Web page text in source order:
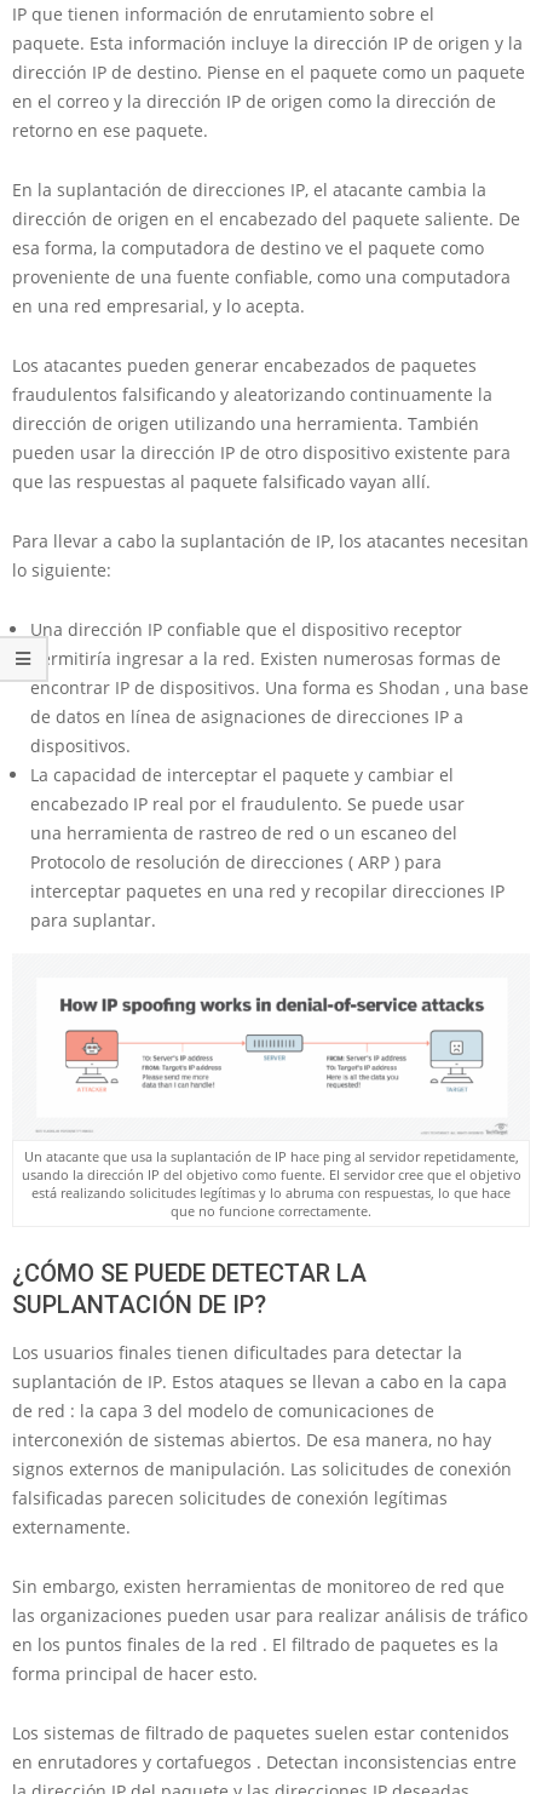
IP que tienen información de enrutamiento sobre el
paquete. Esta información incluye la dirección IP de origen y la
dirección IP de destino. Piense en el paquete como un paquete
en el correo y la dirección IP de origen como la dirección de
retorno en ese paquete.
En la suplantación de direcciones IP, el atacante cambia la
dirección de origen en el encabezado del paquete saliente. De
esa forma, la computadora de destino ve el paquete como
proveniente de una fuente confiable, como una computadora
en una red empresarial, y lo acepta.
Los atacantes pueden generar encabezados de paquetes
fraudulentos falsificando y aleatorizando continuamente la
dirección de origen utilizando una herramienta. También
pueden usar la dirección IP de otro dispositivo existente para
que las respuestas al paquete falsificado vayan allí.
Para llevar a cabo la suplantación de IP, los atacantes necesitan
lo siguiente:
Una dirección IP confiable que el dispositivo receptor
permitiría ingresar a la red. Existen numerosas formas de
encontrar IP de dispositivos. Una forma es Shodan , una base
de datos en línea de asignaciones de direcciones IP a
dispositivos.
La capacidad de interceptar el paquete y cambiar el
encabezado IP real por el fraudulento. Se puede usar
una herramienta de rastreo de red o un escaneo del
Protocolo de resolución de direcciones ( ARP ) para
interceptar paquetes en una red y recopilar direcciones IP
para suplantar.
Un atacante que usa la suplantación de IP hace ping al servidor repetidamente,
usando la dirección IP del objetivo como fuente. El servidor cree que el objetivo
está realizando solicitudes legítimas y lo abruma con respuestas, lo que hace
que no funcione correctamente.
¿CÓMO SE PUEDE DETECTAR LA
SUPLANTACIÓN DE IP?
Los usuarios finales tienen dificultades para detectar la
suplantación de IP. Estos ataques se llevan a cabo en la capa
de red : la capa 3 del modelo de comunicaciones de
interconexión de sistemas abiertos. De esa manera, no hay
signos externos de manipulación. Las solicitudes de conexión
falsificadas parecen solicitudes de conexión legítimas
externamente.
Sin embargo, existen herramientas de monitoreo de red que
las organizaciones pueden usar para realizar análisis de tráfico
en los puntos finales de la red . El filtrado de paquetes es la
forma principal de hacer esto.
Los sistemas de filtrado de paquetes suelen estar contenidos
en enrutadores y cortafuegos . Detectan inconsistencias entre